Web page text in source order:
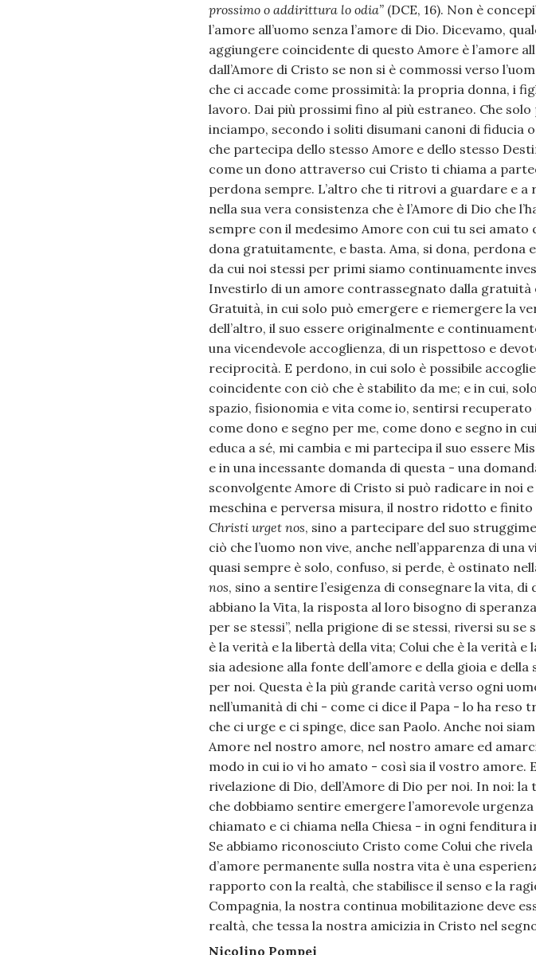
prossimo o addirittura lo odia”(DCE, 16). Non è
l’amore all’uomo senza l’amore di Dio. Dicevamo,
aggiungere coincidente di questo Amore è l’amore
dall’Amore di Cristo se non si è commossi verso
che ci accade come prossimità: la propria donna, i
lavoro. Dai più prossimi fino al più estraneo. Che
inciampo, secondo i soliti disumani canoni di fiducia
che partecipa dello stesso Amore e dello stesso
come un dono attraverso cui Cristo ti chiama a
perdona sempre. L’altro che ti ritrovi a guardare e
nella sua vera consistenza che è l’Amore di Dio che
sempre con il medesimo Amore con cui tu sei amato
dona gratuitamente, e basta. Ama, si dona, perdona
da cui noi stessi per primi siamo continuamente
Investirlo di un amore contrassegnato dalla
Gratuità, in cui solo può emergere e riemergere la
dell’altro, il suo essere originalmente e
una vicendevole accoglienza, di un rispettoso e
reciprocità. E perdono, in cui solo è possibile
coincidente con ciò che è stabilito da me; e in cui,
spazio, fisionomia e vita come io, sentirsi
come dono e segno per me, come dono e segno in
educa a sé, mi cambia e mi partecipa il suo essere
e in una incessante domanda di questa - una
sconvolgente Amore di Cristo si può radicare in
meschina e perversa misura, il nostro ridotto e
Christi urget nos, sino a partecipare del suo
ciò che l’uomo non vive, anche nell’apparenza di
quasi sempre è solo, confuso, si perde, è ostinato
nos, sino a sentire l’esigenza di consegnare la vita,
abbiano la Vita, la risposta al loro bisogno di
per se stessi”, nella prigione di se stessi, riversi su
è la verità e la libertà della vita; Colui che è la verità
sia adesione alla fonte dell’amore e della gioia e
per noi. Questa è la più grande carità verso ogni
nell’umanità di chi - come ci dice il Papa - lo ha
che ci urge e ci spinge, dice san Paolo. Anche noi
Amore nel nostro amore, nel nostro amare ed
modo in cui io vi ho amato - così sia il vostro amore.
rivelazione di Dio, dell’Amore di Dio per noi. In noi:
che dobbiamo sentire emergere l’amorevole
chiamato e ci chiama nella Chiesa - in ogni
Se abbiamo riconosciuto Cristo come Colui che
d’amore permanente sulla nostra vita è una
rapporto con la realtà, che stabilisce il senso e la
Compagnia, la nostra continua mobilitazione deve
realtà, che tessa la nostra amicizia in Cristo nel
Nicolino Pompei